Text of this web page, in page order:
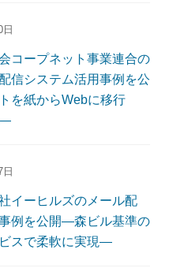
コープネット事業連合の
信システム活用事例を公
を紙からWebに移行
―
イーヒルズのメール配
例を公開―森ビル基準の
スで柔軟に実現―